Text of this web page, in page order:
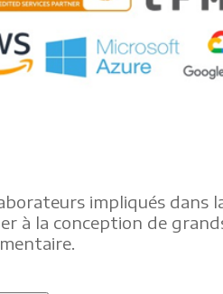
impliqués dans
à la conception de